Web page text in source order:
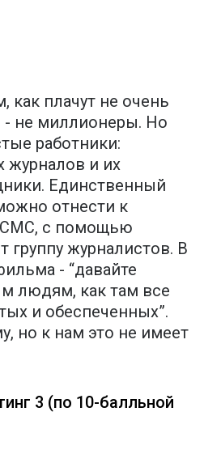
плачут не очень
- не миллионеры. Но
работники:
журналов и их
Единственный
отнести к
СМС, с помощью
группу журналистов. В
- “давайте
людям, как там все
и обеспеченных”.
но к нам это не имеет
3 (по 10-балльной